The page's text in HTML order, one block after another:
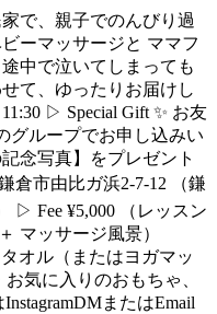
で、親子でのんびり過
ーマッサージと ママフ
中で泣いてしまっても
て、ゆったりお届けし
▷ Special Gift ✨ お友
グループでお申し込みい
念写真】をプレゼント
倉市由比ガ浜2-7-12 （鎌
▷ Fee ¥5,000 （レッスン
マッサージ風景）
オル（またはヨガマッ
気に入りのおもちゃ、
またはEmail